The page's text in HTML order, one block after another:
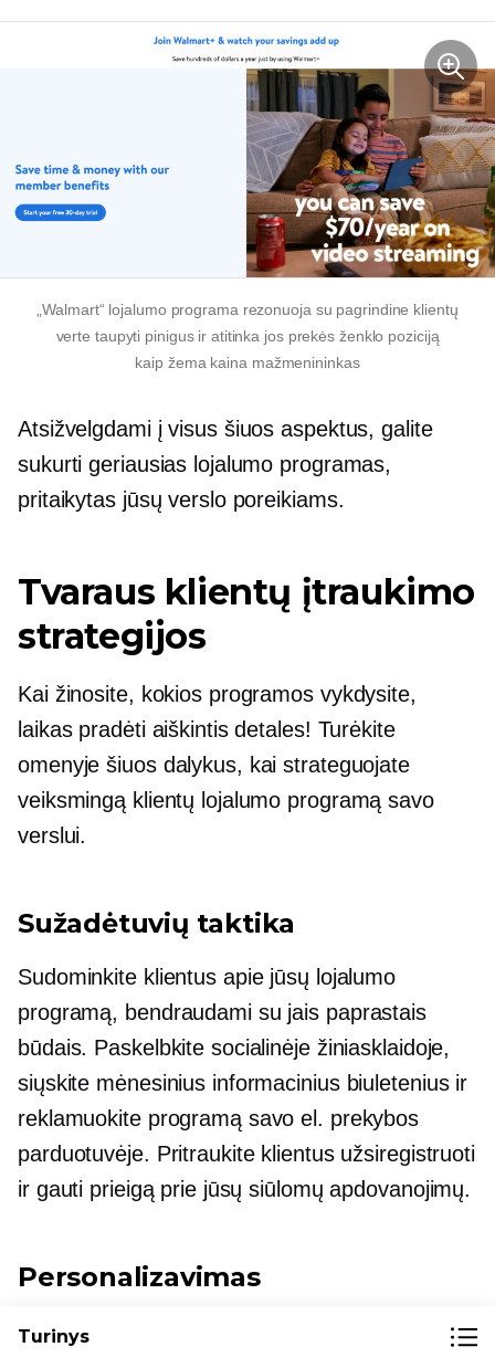
„Walmart“ lojalumo programa rezonuoja su pagrindine klientų
verte taupyti pinigus ir atitinka jos prekės ženklo poziciją
kaip žema kainamažmenininkas
Atsižvelgdami į visus šiuos aspektus, galite
sukurti geriausias lojalumo programas,
pritaikytas jūsų verslo poreikiams.
Tvaraus klientų įtraukimo
strategijos
Kai žinosite, kokios programos vykdysite,
laikas pradėti aiškintis detales! Turėkite
omenyje šiuos dalykus, kai strateguojate
veiksmingą klientų lojalumo programą savo
verslui.
Sužadėtuvių taktika
Sudominkite klientus apie jūsų lojalumo
programą, bendraudami su jais paprastais
būdais. Paskelbkite socialinėje žiniasklaidoje,
siųskite mėnesinius informacinius biuletenius ir
reklamuokite programą savo el. prekybos
parduotuvėje. Pritraukite klientus užsiregistruoti
ir gauti prieigą prie jūsų siūlomų apdovanojimų.
Personalizavimas
Šiame skaitmeniniame pasaulyje nėra
Turinys